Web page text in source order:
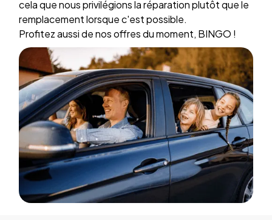
cela que nous privilégions la réparation plutôt que le
remplacement lorsque c'est possible.
Profitez aussi de nos offres du moment, BINGO !